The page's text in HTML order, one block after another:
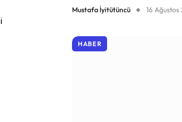
Mustafa İyitütüncü 16 Ağustos
HABER